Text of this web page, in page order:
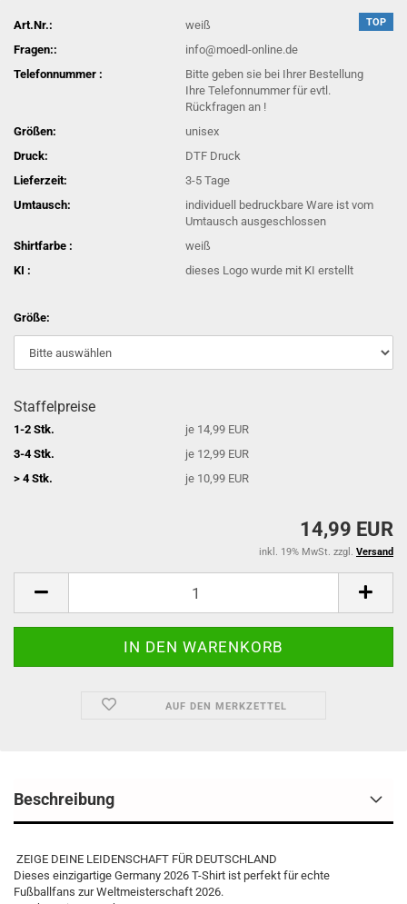
TOP
Art.Nr.:
weiß
Fragen::
info@moedl-online.de
Telefonnummer :
Bitte geben sie bei Ihrer Bestellung
Ihre Telefonnummer für evtl.
Rückfragen an !
Größen:
unisex
Druck:
DTF Druck
Lieferzeit:
3-5 Tage
Umtausch:
individuell bedruckbare Ware ist vom
Umtausch ausgeschlossen
Shirtfarbe :
weiß
KI :
dieses Logo wurde mit KI erstellt
Größe:
Staffelpreise
1-2 Stk.
je 14,99 EUR
3-4 Stk.
je 12,99 EUR
> 4 Stk.
je 10,99 EUR
14,99 EUR
inkl. 19% MwSt. zzgl. Versand
AUF DEN MERKZETTEL
Beschreibung
ZEIGE DEINE LEIDENSCHAFT FÜR DEUTSCHLAND
Dieses einzigartige Germany 2026 T-Shirt ist perfekt für echte
Fußballfans zur Weltmeisterschaft 2026.